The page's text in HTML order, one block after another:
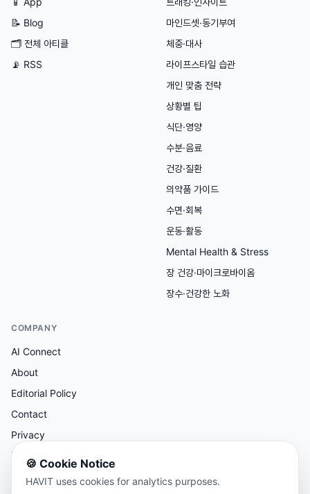
📝 Blog
🗂 전체 아티클
📡 RSS
마인드셋·동기부여
체중·대사
라이프스타일 습관
개인 맞춤 전략
상황별 팁
식단·영양
수분·음료
건강·질환
의약품 가이드
수면·회복
운동·활동
Mental Health & Stress
장 건강·마이크로바이옴
장수·건강한 노화
COMPANY
AI Connect
About
Editorial Policy
Contact
Privacy
Terms
🍪 Cookie Notice
HAVIT uses cookies for analytics purposes.